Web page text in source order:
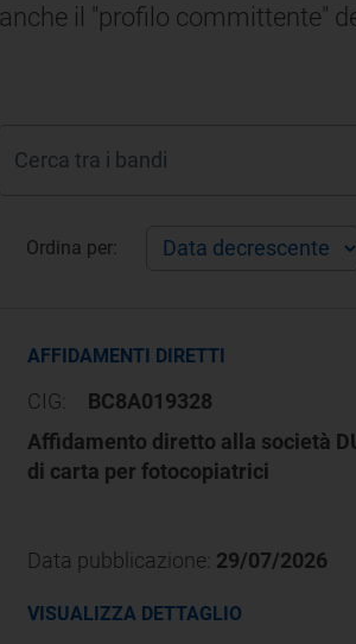
il "profilo committente"
Ordina per:
AFFIDAMENTI DIRETTI
CIG:
BC8A019328
Affidamento diretto alla società
di carta per fotocopiatrici
Data pubblicazione: 29/07/2026
VISUALIZZA DETTAGLIO